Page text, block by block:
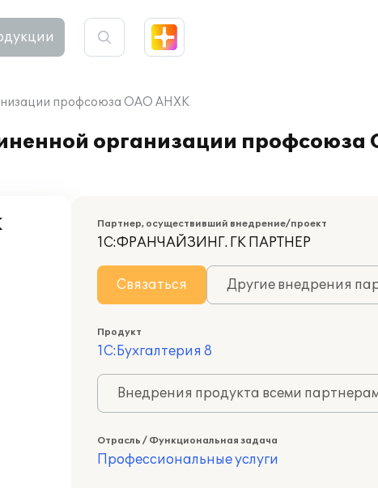
профсоюза ОАО АНХК
организации профсоюза
Партнер, осуществивший внедрение/проект
1С:ФРАНЧАЙЗИНГ. ГК ПАРТНЕР
Связаться Другие внедрения
Продукт
1С:Бухгалтерия 8
Внедрения продукта всеми
Отрасль / Функциональная задача
Профессиональные услуги